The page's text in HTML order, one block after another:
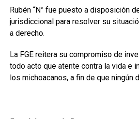
Rubén “N” fue puesto a disposición
jurisdiccional para resolver su
a derecho.
La FGE reitera su compromiso de
todo acto que atente contra la vida e
los michoacanos, a fin de que ningún